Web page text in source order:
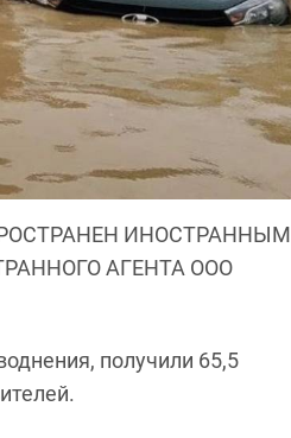
ИНОСТРАННЫМ
АГЕНТА ООО
получили 65,5